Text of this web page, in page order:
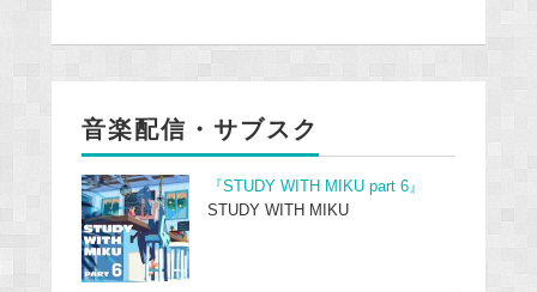
音楽配信・サブスク
『STUDY WITH MIKU part 6』
STUDY WITH MIKU